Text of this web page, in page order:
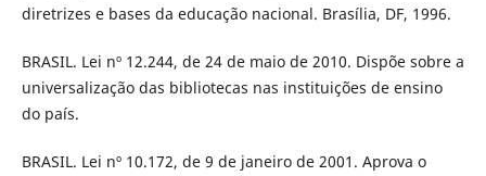
diretrizes e bases da educação nacional. Brasília, DF, 1996.
BRASIL. Lei nº 12.244, de 24 de maio de 2010. Dispõe sobre a
universalização das bibliotecas nas instituições de ensino
do país.
BRASIL. Lei nº 10.172, de 9 de janeiro de 2001. Aprova o